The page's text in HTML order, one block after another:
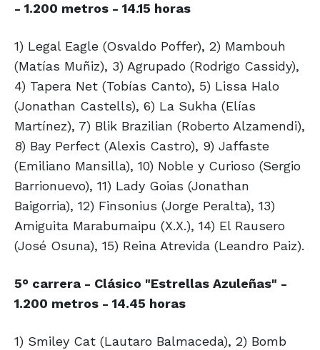
- 1.200 metros - 14.15 horas
1) Legal Eagle (Osvaldo Poffer), 2) Mambouh
(Matías Muñiz), 3) Agrupado (Rodrigo Cassidy),
4) Tapera Net (Tobías Canto), 5) Lissa Halo
(Jonathan Castells), 6) La Sukha (Elías
Martínez), 7) Blik Brazilian (Roberto Alzamendi),
8) Bay Perfect (Alexis Castro), 9) Jaffaste
(Emiliano Mansilla), 10) Noble y Curioso (Sergio
Barrionuevo), 11) Lady Goias (Jonathan
Baigorria), 12) Finsonius (Jorge Peralta), 13)
Amiguita Marabumaipu (X.X.), 14) El Rausero
(José Osuna), 15) Reina Atrevida (Leandro Paiz).
5° carrera - Clásico "Estrellas Azuleñas" -
1.200 metros - 14.45 horas
1) Smiley Cat (Lautaro Balmaceda), 2) Bomb